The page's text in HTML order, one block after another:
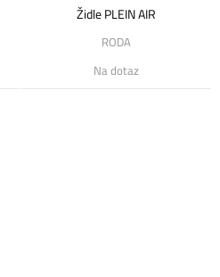
Židle PLEIN AIR
RODA
Na dotaz